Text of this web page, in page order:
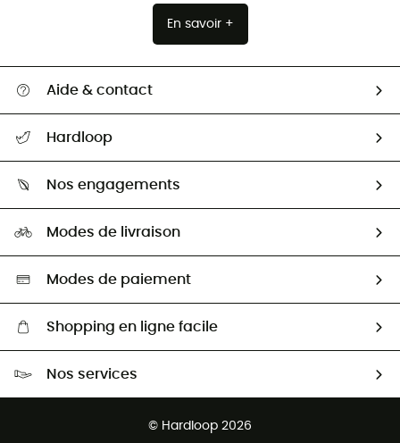
En savoir +
Aide & contact
Guide des tailles
Seconde Main
Aide & Contact
Hardloop
HardGuides
Nos engagements
Sélection éco-responsable
Modes de livraison
Modes de paiement
Shopping en ligne facile
Nos services
© Hardloop 2026